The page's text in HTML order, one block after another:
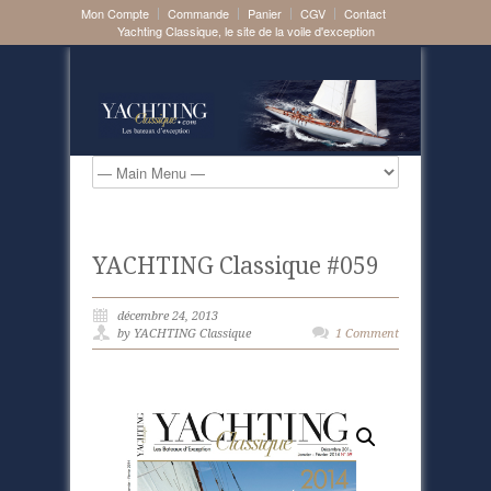
Mon Compte Commande Panier CGV
Contact
Yachting Classique, le site de la voile d'exception
YACHTING Classique #059
décembre 24, 2013
by YACHTING Classique
1 Comment